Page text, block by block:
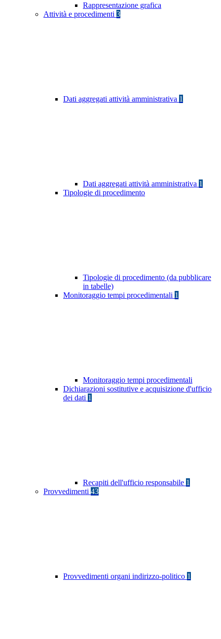
Rappresentazione grafica
Attività e procedimenti 3
Dati aggregati attività amministrativa 1
Dati aggregati attività amministrativa 1
Tipologie di procedimento
Tipologie di procedimento (da pubblicare
in tabelle)
Monitoraggio tempi procedimentali 1
Monitoraggio tempi procedimentali
Dichiarazioni sostitutive e acquisizione d'ufficio
dei dati 1
Recapiti dell'ufficio responsabile 1
Provvedimenti 43
Provvedimenti organi indirizzo-politico 1